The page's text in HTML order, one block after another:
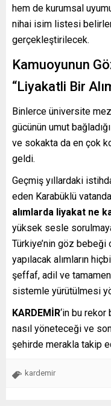
hem de kurumsal
nihai isim listesi
gerçekleştirilecek.
Kamuoyunun
“Liyakatli Bir
Binlerce üniversite
gücünün umut
ve sokakta da en çok
geldi.
Geçmiş yıllardaki
eden Karabüklü
alımlarda liyakat ne
yüksek sesle
Türkiye’nin göz bebeği
yapılacak alımların
şeffaf, adil ve
sistemle yürütülmesi
KARDEMİR‘in bu rekor
nasıl yöneteceği ve
şehirde merakla takip
kardemir